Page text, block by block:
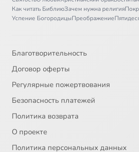
Как читать БиблиюЗачем нужна религия
Успение БогородицыПреображение
Благотворительность
Договор оферты
Регулярные пожертвования
Безопасность платежей
Политика возврата
О проекте
Политика персональных данных